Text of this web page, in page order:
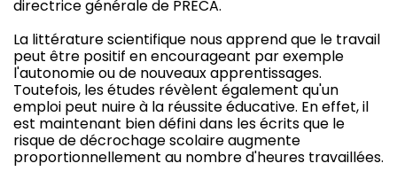
directrice générale de PRÉCA.
La littérature scientifique nous apprend que le travail
peut être positif en encourageant par exemple
l'autonomie ou de nouveaux apprentissages.
Toutefois, les études révèlent également qu'un
emploi peut nuire à la réussite éducative. En effet, il
est maintenant bien défini dans les écrits que le
risque de décrochage scolaire augmente
proportionnellement au nombre d'heures travaillées.